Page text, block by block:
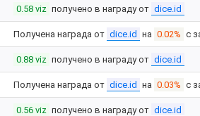
0.58 viz получено в награду от dice.id
Получена награда от dice.id на 0.02% с
0.88 viz получено в награду от dice.id
Получена награда от dice.id на 0.03% с
0.56 viz получено в награду от dice.id